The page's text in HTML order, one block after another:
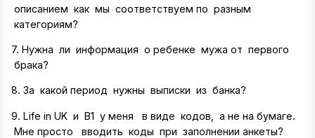
описанием как мы соответствуем по разным
категориям?
7. Нужна ли информация о ребенке мужа от первого
брака?
8. За какой период нужны выписки из банка?
9. Life in UK и В1 у меня в виде кодов, а не на бумаге.
Мне просто вводить коды при заполнении анкеты?